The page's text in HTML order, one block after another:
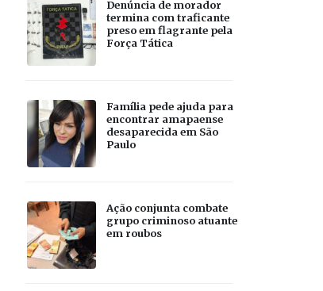
Denúncia de morador
termina com traficante
preso em flagrante pela
Força Tática
Família pede ajuda para
encontrar amapaense
desaparecida em São
Paulo
Ação conjunta combate
grupo criminoso atuante
em roubos